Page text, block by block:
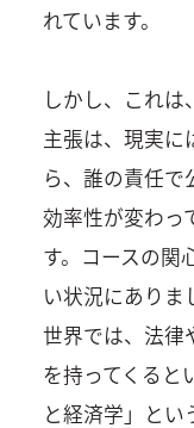
れています。
しかし、これは
主張は、現実に
ら、誰の責任で
効率性が変わっ
す。コースの関
い状況にありま
世界では、法律
を持ってくると
と経済学」とい